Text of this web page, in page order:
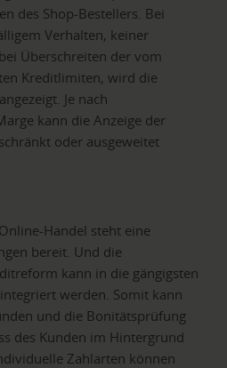
des Shop-Bestellers. Bei
Verhalten, keiner
Überschreiten der vom
Kreditlimiten, wird die
Je nach
kann die Anzeige der
oder ausgeweitet
Handel steht eine
bereit. Und die
kann in die gängigsten
werden. Somit kann
und die Bonitätsprüfung
des Kunden im Hintergrund
Zahlarten können